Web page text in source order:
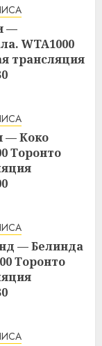
—
WTA1000
трансляция
— Коко
Торонто
— Белинда
Торонто